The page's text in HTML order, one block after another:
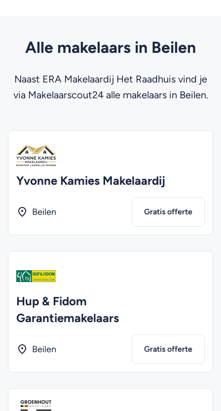
Alle makelaars in Beilen
Naast ERA Makelaardij Het Raadhuis vind je
via Makelaarscout24 alle makelaars in Beilen.
Yvonne Kamies Makelaardij
Beilen Gratis offerte
Hup & Fidom
Garantiemakelaars
Beilen Gratis offerte